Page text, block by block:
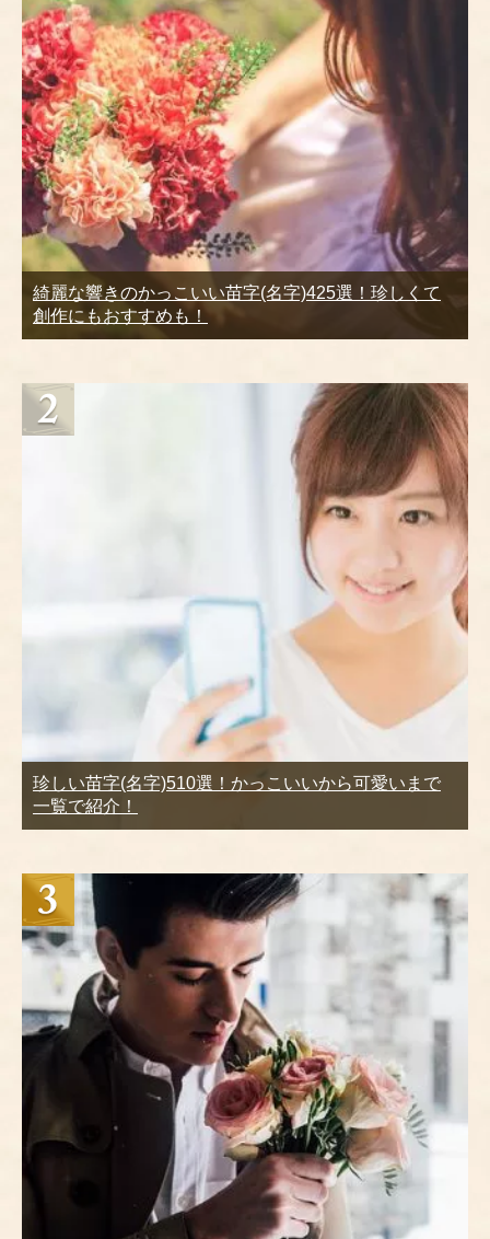
綺麗な響きのかっこいい苗字(名字)425選！珍しくて
創作にもおすすめも！
珍しい苗字(名字)510選！かっこいいから可愛いまで
一覧で紹介！